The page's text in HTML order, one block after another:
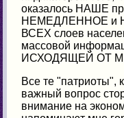
оказалось НАШЕ
НЕМЕДЛЕННОЕ и
ВСЕХ слоев
массовой
ИСХОДЯЩЕЙ ОТ
Все те "патриоты",
важный вопрос
внимание на